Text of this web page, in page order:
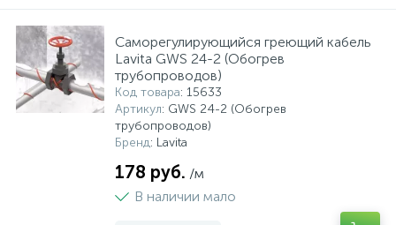
Саморегулирующийся греющий кабель
Lavita GWS 24-2 (Обогрев
трубопроводов)
Код товара: 15633
Артикул: GWS 24-2 (Обогрев
трубопроводов)
Бренд: Lavita
178 руб. /м
В наличии мало